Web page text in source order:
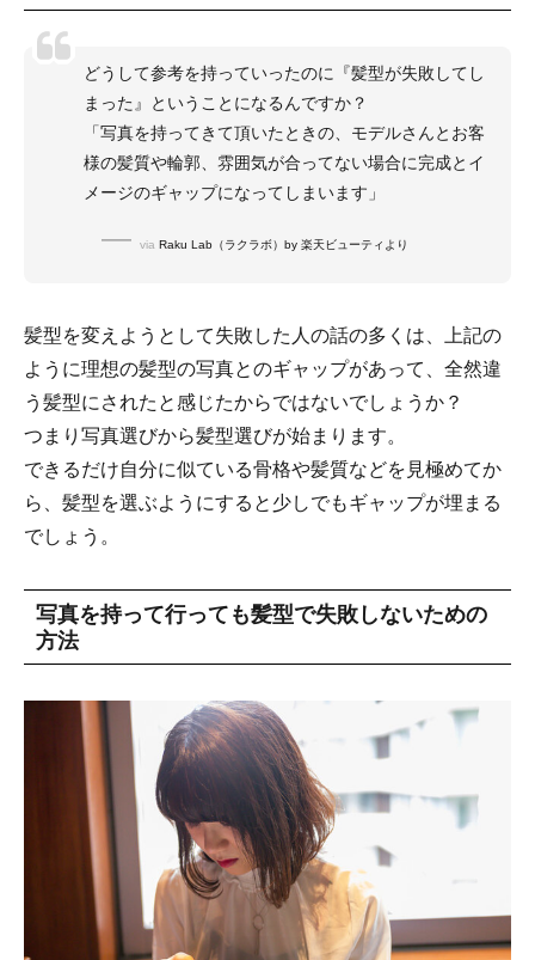
どうして参考を持っていったのに『髪型が失敗してし
まった』ということになるんですか？
「写真を持ってきて頂いたときの、モデルさんとお客
様の髪質や輪郭、雰囲気が合ってない場合に完成とイ
メージのギャップになってしまいます」
via Raku Lab（ラクラボ）by 楽天ビューティより
髪型を変えようとして失敗した人の話の多くは、上記の
ように理想の髪型の写真とのギャップがあって、全然違
う髪型にされたと感じたからではないでしょうか？
つまり写真選びから髪型選びが始まります。
できるだけ自分に似ている骨格や髪質などを見極めてか
ら、髪型を選ぶようにすると少しでもギャップが埋まる
でしょう。
写真を持って行っても髪型で失敗しないための
方法